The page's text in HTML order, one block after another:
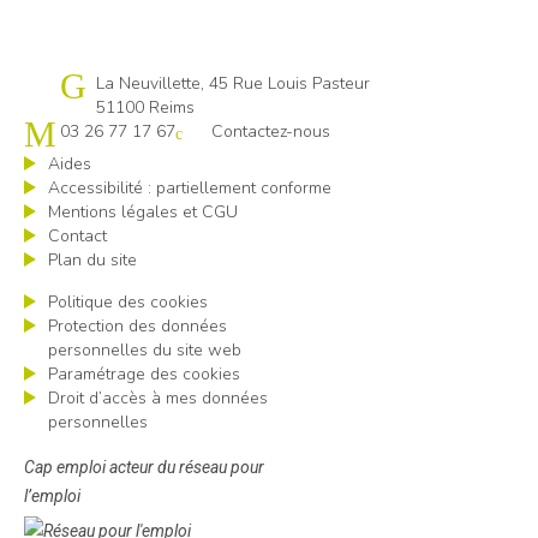
Cap emploi 51
La Neuvillette, 45 Rue Louis Pasteur
51100 Reims
03 26 77 17 67
Contactez-nous
Aides
Accessibilité : partiellement conforme
Mentions légales et CGU
Contact
Plan du site
Politique des cookies
Protection des données
personnelles du site web
Paramétrage des cookies
Droit d’accès à mes données
personnelles
Cap emploi acteur du réseau pour
l’emploi